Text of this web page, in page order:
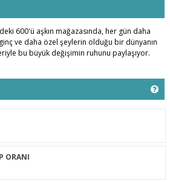
600'ü aşkın mağazasında, her gün daha
ve daha özel şeylerin olduğu bir dünyanın
bu büyük değişimin ruhunu paylaşıyor.
ORANI